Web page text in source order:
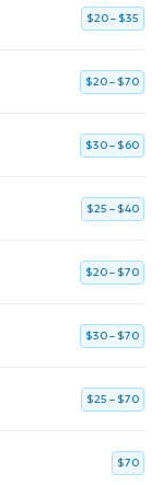
$20 – $35
$20 – $70
$30 – $60
$25 – $40
$20 – $70
$30 – $70
$25 – $70
$70